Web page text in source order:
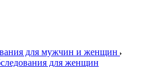
для мужчин и женщин
для женщин